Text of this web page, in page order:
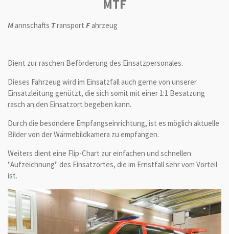
MTF
M annschafts Transport F ahrzeug
Dient zur raschen Beförderung des Einsatzpersonales.
Dieses Fahrzeug wird im Einsatzfall auch gerne von unserer
Einsatzleitung genützt, die sich somit mit einer 1:1 Besatzung
rasch an den Einsatzort begeben kann.
Durch die besondere Empfangseinrichtung, ist es möglich aktuelle
Bilder von der Wärmebildkamera zu empfangen.
Weiters dient eine Flip-Chart zur einfachen und schnellen
"Aufzeichnung" des Einsatzortes, die im Ernstfall sehr vom Vorteil
ist.